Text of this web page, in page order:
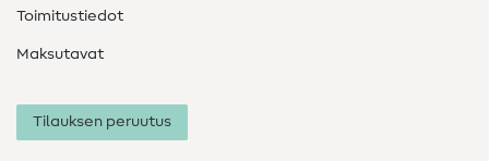
Toimitustiedot
Maksutavat
Tilauksen peruutus